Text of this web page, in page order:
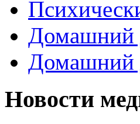
Домашний
Домашний
Новости